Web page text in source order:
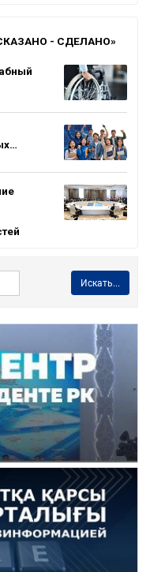
- СДЕЛАНО»
Искать...